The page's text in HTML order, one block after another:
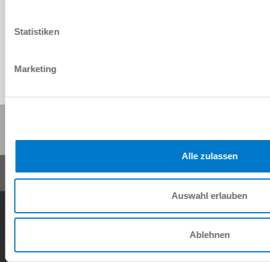
Statistiken
Marketing
Alle zulassen
Auswahl erlauben
Ablehnen
Contacto